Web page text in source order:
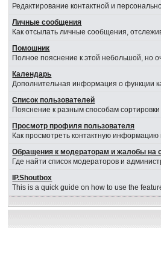
Редактирование контактной и
Личные сообщения
Как отсылать личные сообщения,
Помошник
Полное пояснение к этой небольшой, но
Календарь
Дополнительная информация о функции
Список пользователей
Пояснение к разным способам
Просмотр профиля пользователя
Как просмотреть контактную информацию
Обращения к модераторам и жалобы на
Где найти список модераторов и
IP.Shoutbox
This is a quick guide on how to use the